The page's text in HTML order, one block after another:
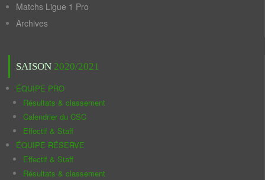
Matchs Ligue 1 Pro
Archives
SAISON 2020/2021
ÉQUIPE PRO
Résultats & classement
Calendrier du CSC
Effectif & Staff
ÉQUIPE RÉSERVE
Effectif & Staff
Résultats & classement